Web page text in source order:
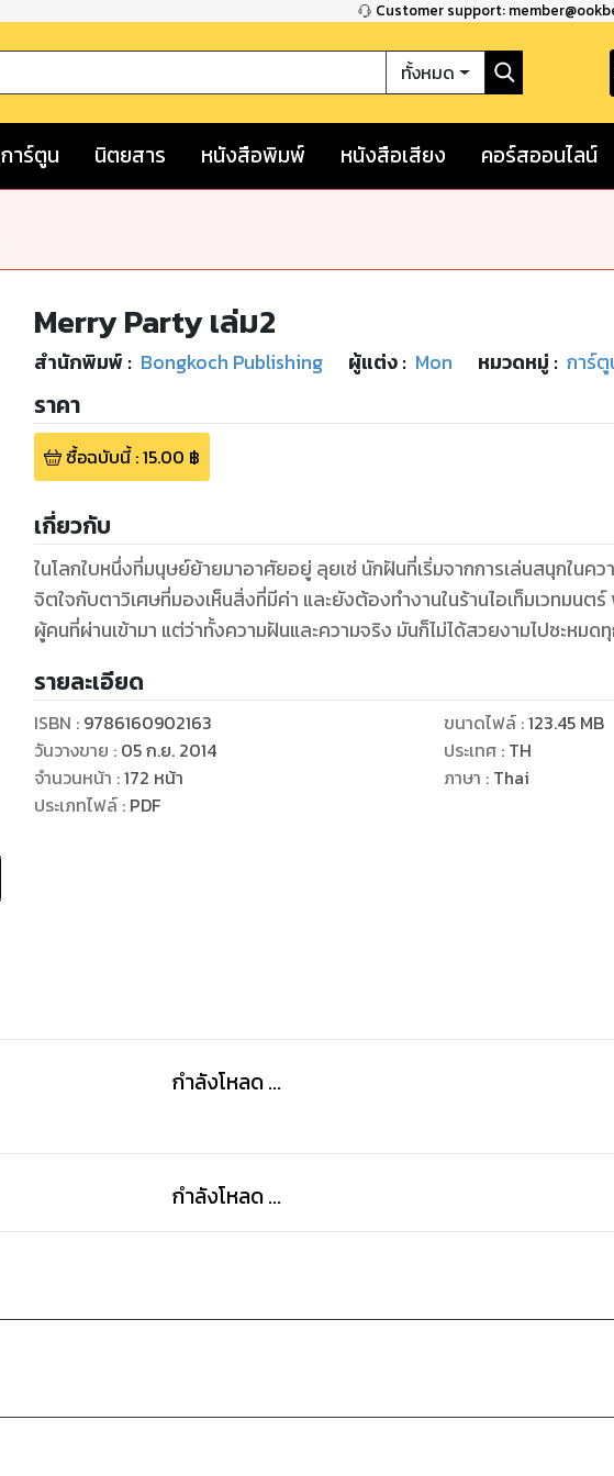
Customer support:
ทั้งหมด
การ์ตูน นิตยสาร หนังสือพิมพ์ หนังสือเสียง คอร์สออนไลน์
Merry Party เล่ม2
สำนักพิมพ์ : Bongkoch Publishing ผู้แต่ง : Mon หมวดหมู่ : การ์ตู
ราคา
ซื้อฉบับนี้:15.00 ฿
เกี่ยวกับ
ในโลกใบหนึ่งที่มนุษย์ย้ายมาอาศัยอยู่ ลุยเซ่ นักฝันที่เริ่มจากการเล่นสนุกในค
จิตใจกับตาวิเศษที่มองเห็นสิ่งที่มีค่า และยังต้องทำงานในร้านไอเท็มเวทมนต
ผู้คนที่ผ่านเข้ามา แต่ว่าทั้งความฝันและความจริง มันก็ไม่ได้สวยงามไปซะหมด
รายละเอียด
ISBN : 9786160902163
วันวางขาย : 05 ก.ย. 2014
จำนวนหน้า :172 หน้า
ประเภทไฟล์: PDF
ขนาดไฟล์:123.45 MB
ประเทศ : TH
ภาษา : Thai
กำลังโหลด ...
กำลังโหลด ...